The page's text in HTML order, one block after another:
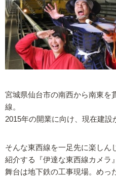
宮城県仙台市の南西から南東を
線。
2015年の開業に向け、現在建設
そんな東西線を一足先に楽しん
紹介する『伊達な東西線カメラ
舞台は地下鉄の工事現場。めっ